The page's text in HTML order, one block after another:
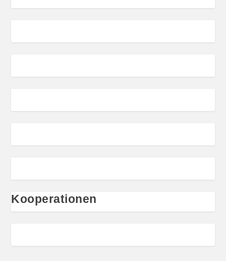
Kooperationen